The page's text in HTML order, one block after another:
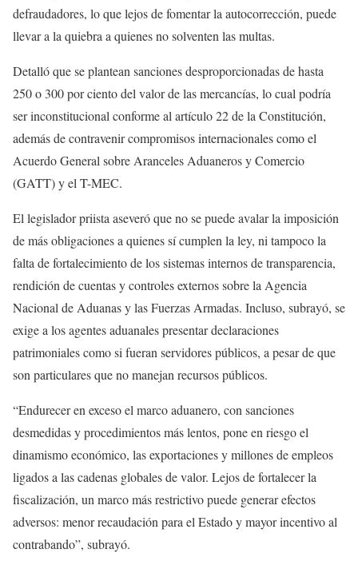
defraudadores, lo que lejos de fomentar la autocorrección, puede
llevar a la quiebra a quienes no solventen las multas.
Detalló que se plantean sanciones desproporcionadas de hasta
250 o 300 por ciento del valor de las mercancías, lo cual podría
ser inconstitucional conforme al artículo 22 de la Constitución,
además de contravenir compromisos internacionales como el
Acuerdo General sobre Aranceles Aduaneros y Comercio
(GATT) y el T-MEC.
El legislador priista aseveró que no se puede avalar la imposición
de más obligaciones a quienes sí cumplen la ley, ni tampoco la
falta de fortalecimiento de los sistemas internos de transparencia,
rendición de cuentas y controles externos sobre la Agencia
Nacional de Aduanas y las Fuerzas Armadas. Incluso, subrayó, se
exige a los agentes aduanales presentar declaraciones
patrimoniales como si fueran servidores públicos, a pesar de que
son particulares que no manejan recursos públicos.
“Endurecer en exceso el marco aduanero, con sanciones
desmedidas y procedimientos más lentos, pone en riesgo el
dinamismo económico, las exportaciones y millones de empleos
ligados a las cadenas globales de valor. Lejos de fortalecer la
fiscalización, un marco más restrictivo puede generar efectos
adversos: menor recaudación para el Estado y mayor incentivo al
contrabando”, subrayó.